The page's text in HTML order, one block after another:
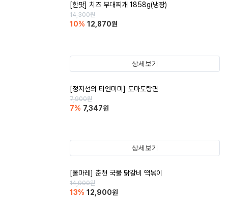
[한팟] 치즈 부대찌개 1858g(냉장)
14,300원
10% 12,870원
상세보기
[정지선의 티엔미미] 토마토탕면
7,900원
7% 7,347원
상세보기
[올마레] 춘천 국물 닭갈비 떡볶이
14,900원
13% 12,900원